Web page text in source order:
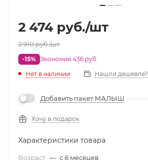
2 474 руб./шт
2 910руб./шт
-15% Экономия 436 руб.
Нет в наличии
Нашли дешевле?
Добавить пакет МАЛЫШ
Хочу в подарок
Характеристики товара
Возраст — с 6 месяцев